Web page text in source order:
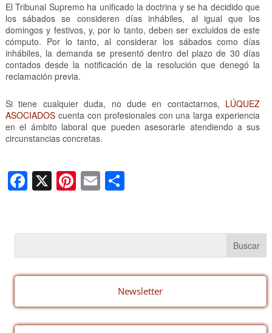
El Tribunal Supremo ha unificado la doctrina y se ha decidido que
los sábados se consideren días inhábiles, al igual que los
domingos y festivos, y, por lo tanto, deben ser excluidos de este
cómputo. Por lo tanto, al considerar los sábados como días
inhábiles, la demanda se presentó dentro del plazo de 30 días
contados desde la notificación de la resolución que denegó la
reclamación previa.
Si tiene cualquier duda, no dude en contactarnos, LÚQUEZ
ASOCIADOScuenta con profesionales con una larga experiencia
en el ámbito laboral que pueden asesorarle atendiendo a sus
circunstancias concretas.
F
a
e
b
o
k
X Pi
nt
e
st
E
m
C
p
ar
tir
Newsletter